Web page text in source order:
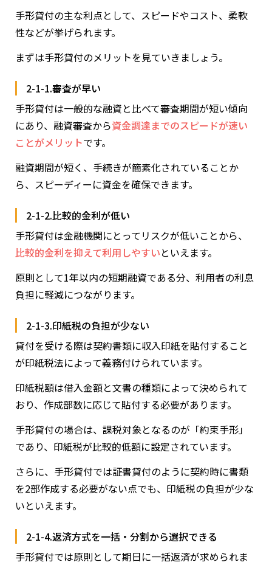
手形貸付の主な利点として、スピードやコスト、柔軟
性などが挙げられます。
まずは手形貸付のメリットを見ていきましょう。
2-1-1.審査が早い
手形貸付は一般的な融資と比べて審査期間が短い傾向
にあり、融資審査から資金調達までのスピードが速い
ことがメリットです。
融資期間が短く、手続きが簡素化されていることか
ら、スピーディーに資金を確保できます。
2-1-2.比較的金利が低い
手形貸付は金融機関にとってリスクが低いことから、
比較的金利を抑えて利用しやすいといえます。
原則として1年以内の短期融資である分、利用者の利息
負担に軽減につながります。
2-1-3.印紙税の負担が少ない
貸付を受ける際は契約書類に収入印紙を貼付すること
が印紙税法によって義務付けられています。
印紙税額は借入金額と文書の種類によって決められて
おり、作成部数に応じて貼付する必要があります。
手形貸付の場合は、課税対象となるのが「約束手形」
であり、印紙税が比較的低額に設定されています。
さらに、手形貸付では証書貸付のように契約時に書類
を2部作成する必要がない点でも、印紙税の負担が少な
いといえます。
2-1-4.返済方式を一括・分割から選択できる
手形貸付では原則として期日に一括返済が求められま